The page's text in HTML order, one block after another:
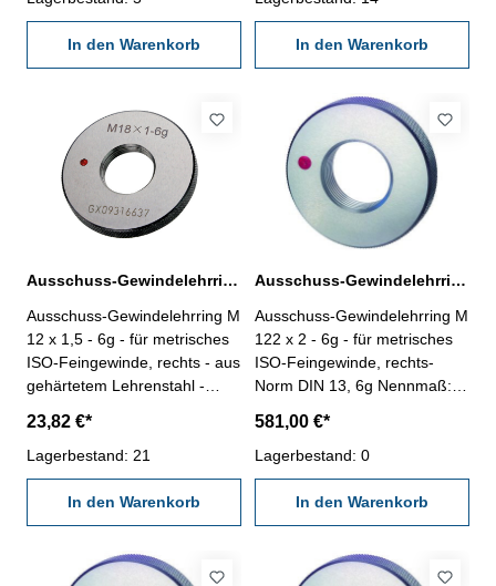
In den Warenkorb In den Warenkorb
Ausschuss-Gewindelehrring M 12 x 1,5 - 6g DIN 13
Ausschuss-Gewindelehrring M
12 x 1,5 - 6g - für metrisches
ISO-Feingewinde, rechts - aus
gehärtetem Lehrenstahl -
12 x 1,5
23,82 €*
Lagerbestand: 21
In den Warenkorb
Ausschuss-Gewindelehrring M 122 x 2 - 6g DIN 13
Ausschuss-Gewindelehrring M
122 x 2 - 6g - für metrisches
ISO-Feingewinde, rechts-
Norm DIN 13, 6g Nennmaß: M
581,00 €*
Lagerbestand: 0
In den Warenkorb